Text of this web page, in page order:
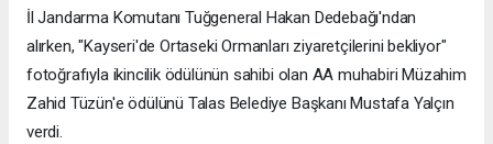
İl Jandarma Komutanı Tuğgeneral Hakan Dedebağı'ndan
alırken, "Kayseri'de Ortaseki Ormanları ziyaretçilerini bekliyor"
fotoğrafıyla ikincilik ödülünün sahibi olan AA muhabiri Müzahim
Zahid Tüzün'e ödülünü Talas Belediye Başkanı Mustafa Yalçın
verdi.